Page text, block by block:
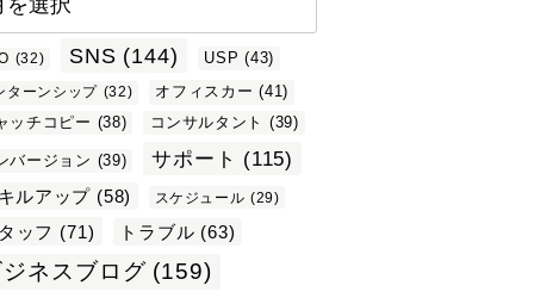
(32) SNS (144) USP (43)
ターンシップ (32) オフィスカー (41)
ッチコピー (38) コンサルタント (39)
バージョン (39) サポート (115)
ルアップ (58) スケジュール (29)
ッフ (71) トラブル (63)
ジネスブログ (159)